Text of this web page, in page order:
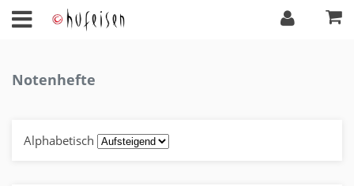
Notenhefte
Alphabetisch